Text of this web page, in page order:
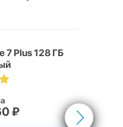
7 Plus 128 ГБ
₽